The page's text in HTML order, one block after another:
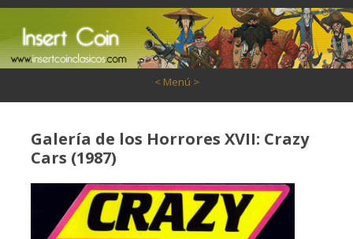
< Menú >
Galería de los Horrores XVII: Crazy
Cars (1987)